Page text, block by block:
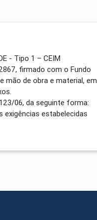
- Tipo 1 – CEIM
firmado com o Fundo
mão de obra e material, em
06, da seguinte forma:
exigências estabelecidas